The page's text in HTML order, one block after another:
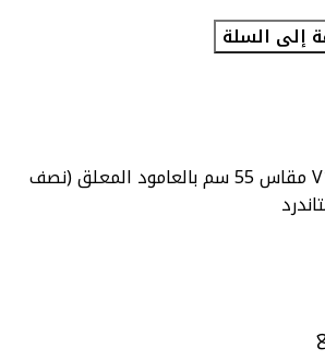
إلى السلة
حوض سبيس V1540 مقاس 55 سم بالعامود المعلق (نصف